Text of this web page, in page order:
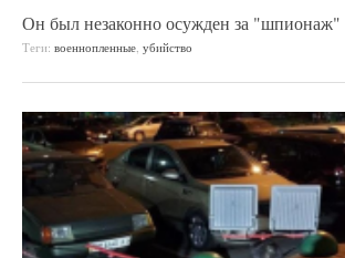
Он был незаконно осужден за "шпионаж"
Теги: военнопленные, убийство